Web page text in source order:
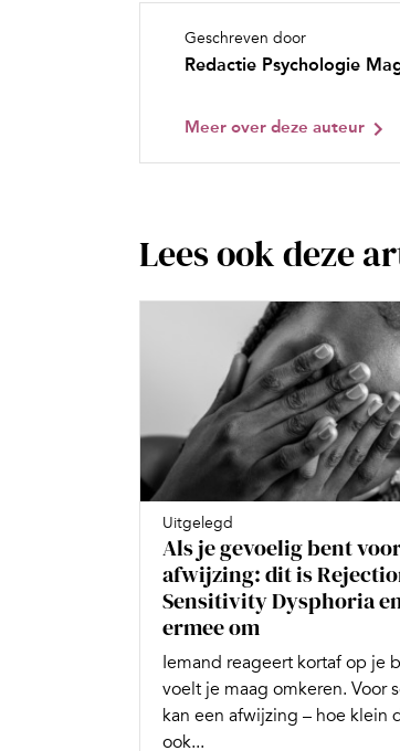
Geschreven door
Redactie Psychologie
Meer over deze auteur
Lees ook deze
Uitgelegd
Als je gevoelig bent
afwijzing: dit is
Sensitivity Dysphoria
ermee om
Iemand reageert kortaf op je
voelt je maag omkeren. Voor
kan een afwijzing – hoe klein
ook...